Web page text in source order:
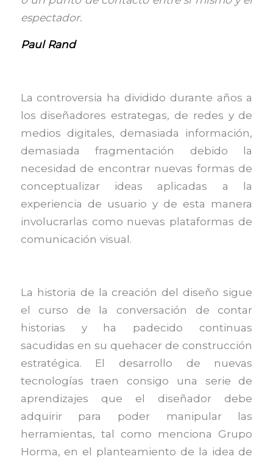
espectador.
Paul Rand
La controversia ha dividido durante años a
los diseñadores estrategas, de redes y de
medios digitales, demasiada información,
demasiada fragmentación debido la
necesidad de encontrar nuevas formas de
conceptualizar ideas aplicadas a la
experiencia de usuario y de esta manera
involucrarlas como nuevas plataformas de
comunicación visual.
La historia de la creación del diseño sigue
el curso de la conversación de contar
historias y ha padecido continuas
sacudidas en su quehacer de construcción
estratégica. El desarrollo de nuevas
tecnologías traen consigo una serie de
aprendizajes que el diseñador debe
adquirir para poder manipular las
herramientas, tal como menciona Grupo
Horma, en el planteamiento de la idea de